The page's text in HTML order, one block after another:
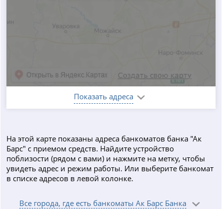
Показать адреса
На этой карте показаны адреса банкоматов банка "Ак
Барс" с приемом средств. Найдите устройство
поблизости (рядом с вами) и нажмите на метку, чтобы
увидеть адрес и режим работы. Или выберите банкомат
в списке адресов в левой колонке.
Все города, где есть банкоматы Ак Барс Банка